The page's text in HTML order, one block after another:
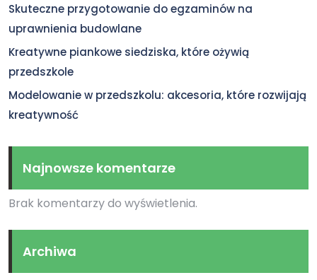
Skuteczne przygotowanie do egzaminów na
uprawnienia budowlane
Kreatywne piankowe siedziska, które ożywią
przedszkole
Modelowanie w przedszkolu: akcesoria, które rozwijają
kreatywność
Najnowsze komentarze
Brak komentarzy do wyświetlenia.
Archiwa